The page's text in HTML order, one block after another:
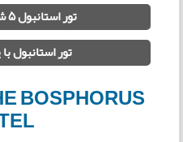
تور استانبول 5 شب قشم ایر
تور استانبول
BOSPHORUS